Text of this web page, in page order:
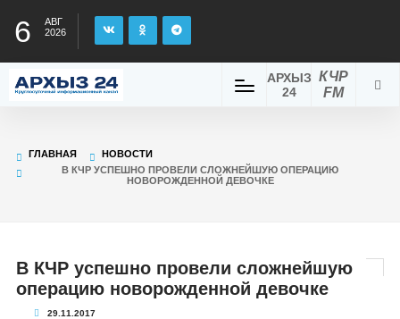
6
АВГ
2026
КЧР
FM
АРХЫЗ
24
ГЛАВНАЯ
НОВОСТИ
В КЧР УСПЕШНО ПРОВЕЛИ СЛОЖНЕЙШУЮ ОПЕРАЦИЮ
НОВОРОЖДЕННОЙ ДЕВОЧКЕ
В КЧР успешно провели сложнейшую
операцию новорожденной девочке
29.11.2017